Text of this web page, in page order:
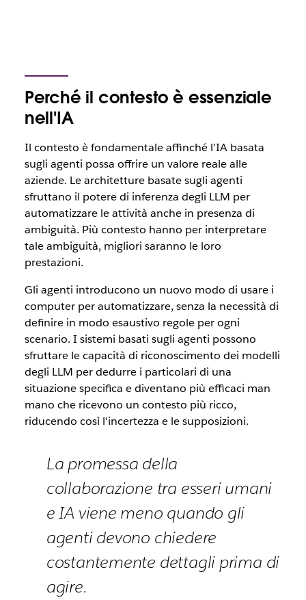
Perché il contesto è essenziale
nell'IA
Il contesto è fondamentale affinché l’IA basata
sugli agenti possa offrire un valore reale alle
aziende. Le architetture basate sugli agenti
sfruttano il potere di inferenza degli LLM per
automatizzare le attività anche in presenza di
ambiguità. Più contesto hanno per interpretare
tale ambiguità, migliori saranno le loro
prestazioni.
Gli agenti introducono un nuovo modo di usare i
computer per automatizzare, senza la necessità di
definire in modo esaustivo regole per ogni
scenario. I sistemi basati sugli agenti possono
sfruttare le capacità di riconoscimento dei modelli
degli LLM per dedurre i particolari di una
situazione specifica e diventano più efficaci man
mano che ricevono un contesto più ricco,
riducendo così l'incertezza e le supposizioni.
La promessa della
collaborazione tra esseri umani
e IA viene meno quando gli
agenti devono chiedere
costantemente dettagli prima di
agire.